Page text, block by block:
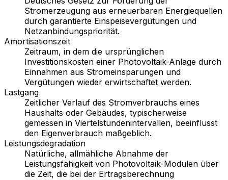
Stromerzeugung aus erneuerbaren Energiequellen
durch garantierte Einspeisevergütungen und
Netzanbindungspriorität.
Amortisationszeit
Zeitraum, in dem die ursprünglichen
Investitionskosten einer Photovoltaik-Anlage durch
Einnahmen aus Stromeinsparungen und
Vergütungen wieder erwirtschaftet werden.
Lastgang
Zeitlicher Verlauf des Stromverbrauchs eines
Haushalts oder Gebäudes, typischerweise
gemessen in Viertelstundenintervallen, beeinflusst
den Eigenverbrauch maßgeblich.
Leistungsdegradation
Natürliche, allmähliche Abnahme der
Leistungsfähigkeit von Photovoltaik-Modulen über
die Zeit, die bei der Ertragsberechnung